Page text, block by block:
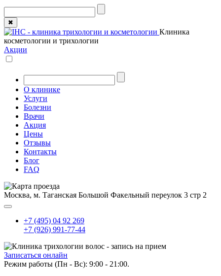
✖
Клиника
косметологии и трихологии
Акции
О клинике
Услуги
Болезни
Врачи
Акция
Цены
Отзывы
Контакты
Блог
FAQ
Москва, м. Таганская Большой Факельный переулок 3 стр 2
+7 (495) 04 92 269
+7 (926) 991-77-44
Записаться онлайн
Режим работы (Пн - Вс): 9:00 - 21:00.